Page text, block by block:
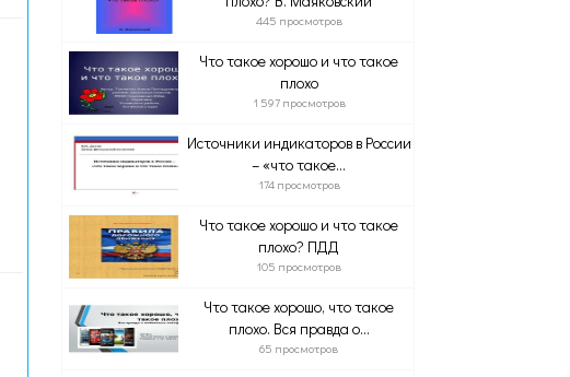
445 просмотров
Что такое хорошо и что такое
плохо
1 597 просмотров
Источники индикаторов в России
– «что такое...
174 просмотров
Что такое хорошо и что такое
плохо? ПДД
105 просмотров
Что такое хорошо, что такое
плохо. Вся правда о...
65 просмотров